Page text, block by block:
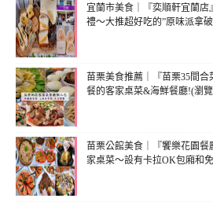
宜蘭市美食｜『奕順軒宜蘭
禮～大推超好吃的”原味派拿
苗栗美食推薦｜『苗栗35間
餐的客家桌菜&海鮮餐廳!(瀏覽
苗栗公館美食｜『饗樂花園
家桌菜～設有卡拉OK包廂和